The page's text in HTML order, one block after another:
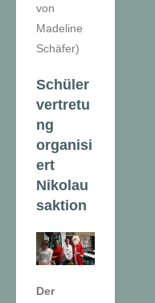
von
Madeline
Schäfer)
Schüler
vertretu
ng
organisi
ert
Nikolau
saktion
Der